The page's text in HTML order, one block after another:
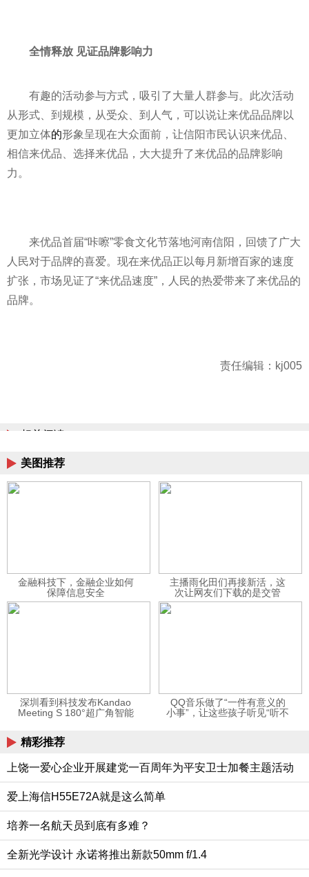
全情释放 见证品牌影响力
有趣的活动参与方式，吸引了大量人群参与。此次活动
从形式、到规模，从受众、到人气，可以说让来优品品牌以
更加立体的形象呈现在大众面前，让信阳市民认识来优品、
相信来优品、选择来优品，大大提升了来优品的品牌影响
力。
来优品首届“咔嚓”零食文化节落地河南信阳，回馈了广大
人民对于品牌的喜爱。现在来优品正以每月新增百家的速度
扩张，市场见证了“来优品速度”，人民的热爱带来了来优品的
品牌。
责任编辑：kj005
相关阅读
美图推荐
金融科技下，金融企业如何
保障信息安全
主播雨化田们再接新活，这
次让网友们下载的是交管
12123APP
深圳看到科技发布Kandao
Meeting S 180°超广角智能
QQ音乐做了“一件有意义的
小事”，让这些孩子听见“听不
精彩推荐
上饶一爱心企业开展建党一百周年为平安卫士加餐主题活动
爱上海信H55E72A就是这么简单
培养一名航天员到底有多难？
全新光学设计 永诺将推出新款50mm f/1.4